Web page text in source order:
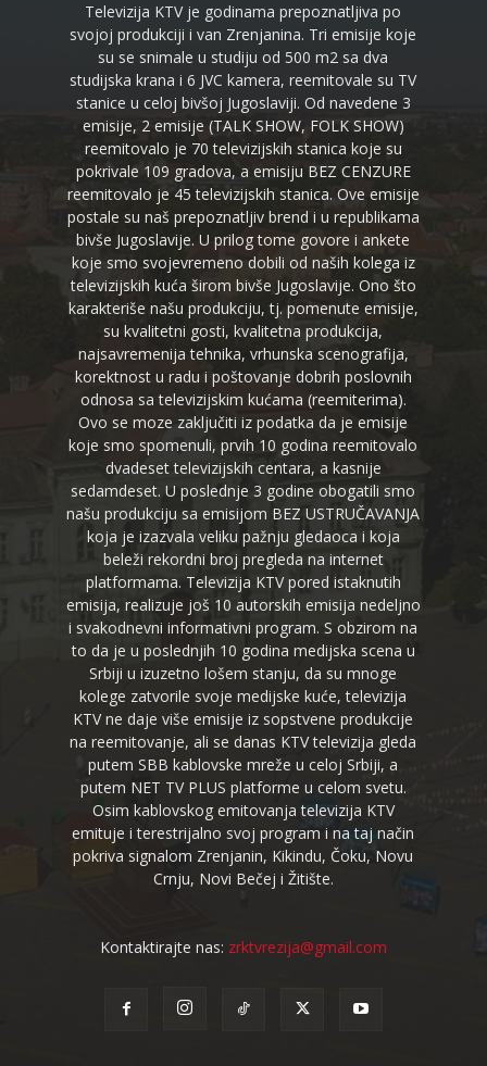
Televizija KTV je godinama prepoznatljiva po
svojoj produkciji i van Zrenjanina. Tri emisije koje
su se snimale u studiju od 500 m2 sa dva
studijska krana i 6 JVC kamera, reemitovale su TV
stanice u celoj bivšoj Jugoslaviji. Od navedene 3
emisije, 2 emisije (TALK SHOW, FOLK SHOW)
reemitovalo je 70 televizijskih stanica koje su
pokrivale 109 gradova, a emisiju BEZ CENZURE
reemitovalo je 45 televizijskih stanica. Ove emisije
postale su naš prepoznatljiv brend i u republikama
bivše Jugoslavije. U prilog tome govore i ankete
koje smo svojevremeno dobili od naših kolega iz
televizijskih kuća širom bivše Jugoslavije. Ono što
karakteriše našu produkciju, tj. pomenute emisije,
su kvalitetni gosti, kvalitetna produkcija,
najsavremenija tehnika, vrhunska scenografija,
korektnost u radu i poštovanje dobrih poslovnih
odnosa sa televizijskim kućama (reemiterima).
Ovo se moze zaključiti iz podatka da je emisije
koje smo spomenuli, prvih 10 godina reemitovalo
dvadeset televizijskih centara, a kasnije
sedamdeset. U poslednje 3 godine obogatili smo
našu produkciju sa emisijom BEZ USTRUČAVANJA
koja je izazvala veliku pažnju gledaoca i koja
beleži rekordni broj pregleda na internet
platformama. Televizija KTV pored istaknutih
emisija, realizuje još 10 autorskih emisija nedeljno
i svakodnevni informativni program. S obzirom na
to da je u poslednjih 10 godina medijska scena u
Srbiji u izuzetno lošem stanju, da su mnoge
kolege zatvorile svoje medijske kuće, televizija
KTV ne daje više emisije iz sopstvene produkcije
na reemitovanje, ali se danas KTV televizija gleda
putem SBB kablovske mreže u celoj Srbiji, a
putem NET TV PLUS platforme u celom svetu.
Osim kablovskog emitovanja televizija KTV
emituje i terestrijalno svoj program i na taj način
pokriva signalom Zrenjanin, Kikindu, Čoku, Novu
Crnju, Novi Bečej i Žitište.
Kontaktirajte nas: zrktvrezija@gmail.com